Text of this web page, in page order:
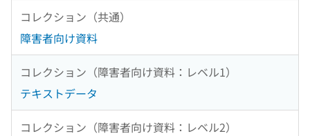
コレクション（共通）
障害者向け資料
コレクション（障害者向け資料：レベル1）
テキストデータ
コレクション（障害者向け資料：レベル2）